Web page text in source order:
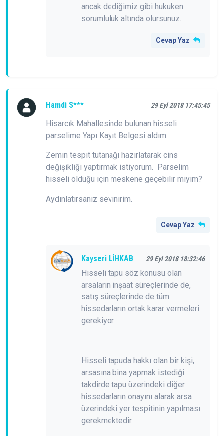
ancak dediğimiz gibi hukuken
sorumluluk altında olursunuz.
Cevap Yaz
Hamdi S*** 29 Eyl 2018 17:45:45
Hisarcık Mahallesinde bulunan hisseli
parselime Yapı Kayıt Belgesi aldım.
Zemin tespit tutanağı hazırlatarak cins
değişikliği yaptırmak istiyorum. Parselim
hisseli olduğu için meskene geçebilir miyim?
Aydınlatırsanız sevinirim.
Cevap Yaz
Kayseri LİHKAB 29 Eyl 2018 18:32:46
Hisseli tapu söz konusu olan
arsaların inşaat süreçlerinde de,
satış süreçlerinde de tüm
hissedarların ortak karar vermeleri
gerekiyor.
Hisseli tapuda hakkı olan bir kişi,
arsasına bina yapmak istediği
takdirde tapu üzerindeki diğer
hissedarların onayını alarak arsa
üzerindeki yer tespitinin yapılması
gerekmektedir.